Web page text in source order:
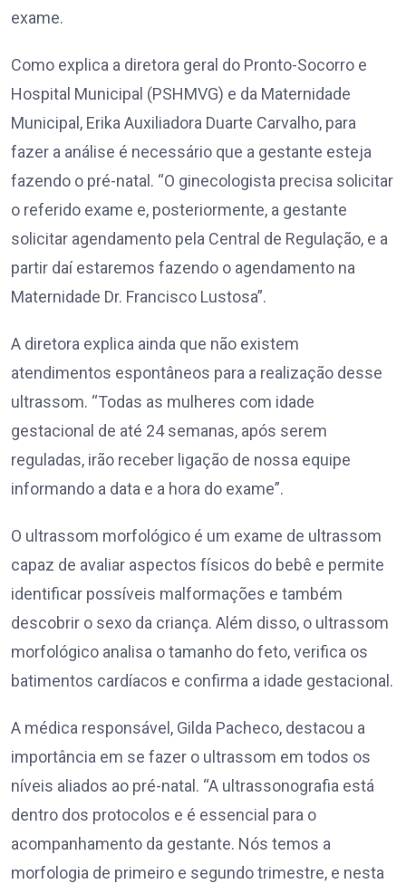
exame.
Como explica a diretora geral do Pronto-Socorro e
Hospital Municipal (PSHMVG) e da Maternidade
Municipal, Erika Auxiliadora Duarte Carvalho, para
fazer a análise é necessário que a gestante esteja
fazendo o pré-natal. “O ginecologista precisa solicitar
o referido exame e, posteriormente, a gestante
solicitar agendamento pela Central de Regulação, e a
partir daí estaremos fazendo o agendamento na
Maternidade Dr. Francisco Lustosa”.
A diretora explica ainda que não existem
atendimentos espontâneos para a realização desse
ultrassom. “Todas as mulheres com idade
gestacional de até 24 semanas, após serem
reguladas, irão receber ligação de nossa equipe
informando a data e a hora do exame”.
O ultrassom morfológico é um exame de ultrassom
capaz de avaliar aspectos físicos do bebê e permite
identificar possíveis malformações e também
descobrir o sexo da criança. Além disso, o ultrassom
morfológico analisa o tamanho do feto, verifica os
batimentos cardíacos e confirma a idade gestacional.
A médica responsável, Gilda Pacheco, destacou a
importância em se fazer o ultrassom em todos os
níveis aliados ao pré-natal. “A ultrassonografia está
dentro dos protocolos e é essencial para o
acompanhamento da gestante. Nós temos a
morfologia de primeiro e segundo trimestre, e nesta